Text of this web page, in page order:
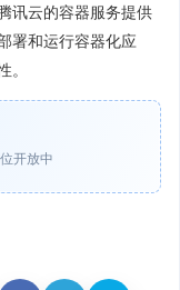
讯云的容器服务提供
署和运行容器化应
开放中